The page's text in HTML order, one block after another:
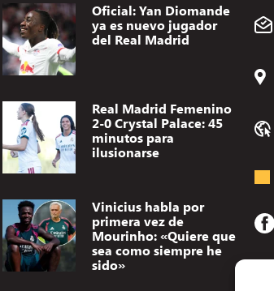
Oficial: Yan Diomande
ya es nuevo jugador
del Real Madrid
Real Madrid Femenino
2-0 Crystal Palace: 45
minutos para
ilusionarse
Vinicius habla por
primera vez de
Mourinho: «Quiere que
sea como siempre he
sido»